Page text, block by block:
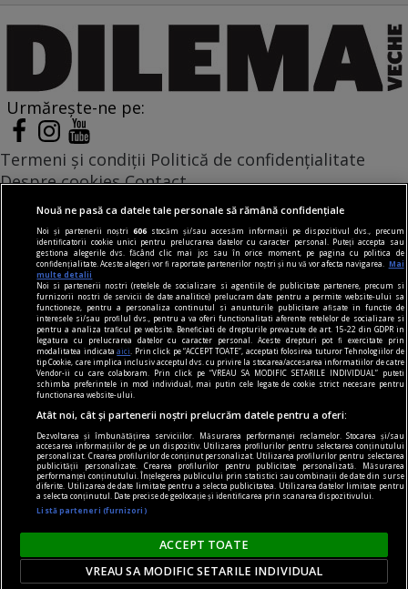
Urmărește-ne pe:
Termeni și condiții Politică de confidențialitate
Despre cookies Contact
Modifică preferințe pentru confidențialitate
© Toate drepturile rezervate Adevarul Holding 2026
Din rețeaua Adevărul Holding:
Adevarul.ro
Click.ro
ClickPoftaBuna.ro
ClickSanatate.ro
ClickPentruFemei.ro
DilemaVeche.ro
OkMagazine.ro
Historia.ro
Nouă ne pasă ca datele tale personale să rămână confidențiale
Noi și partenerii noștri606 stocăm și/sau accesăm informații pe dispozitivul dvs., precum
identificatorii cookie unici pentru prelucrarea datelor cu caracter personal. Puteți accepta sau
gestiona alegerile dvs. făcând clic mai jos sau în orice moment, pe pagina cu politica de
confidențialitate. Aceste alegeri vor fi raportate partenerilor noștri și nu vă vor afecta navigarea.
Mai
multe detalii
Noi si partenerii nostri (retelele de socializare si agentiile de publicitate partenere, precum si
furnizorii nostri de servicii de date analitice) prelucram date pentru a permite website-ului sa
functioneze, pentru a personaliza continutul si anunturile publicitare afisate in functie de
interesele si/sau profilul dvs., pentru a va oferi functionalitati aferente retelelor de socializare si
pentru a analiza traficul pe website. Beneficiati de drepturile prevazute de art. 15-22 din GDPR in
legatura cu prelucrarea datelor cu caracter personal. Aceste drepturi pot fi exercitate prin
modalitatea indicataaici
. Prin click pe “ACCEPT TOATE”, acceptati folosirea tuturor Tehnologiilor de
tip Cookie, care implica inclusiv acceptul dvs. cu privire la stocarea/accesarea informatiilor de catre
Vendor-ii cu care colaboram. Prin click pe “VREAU SA MODIFIC SETARILE INDIVIDUAL” puteti
schimba preferintele in mod individual, mai putin cele legate de cookie strict necesare pentru
functionarea website-ului.
Atât noi, cât și partenerii noștri prelucrăm datele pentru a oferi:
Dezvoltarea și îmbunătățirea serviciilor. Măsurarea performanței reclamelor. Stocarea și/sau
accesarea informațiilor de pe un dispozitiv. Utilizarea profilurilor pentru selectarea conținutului
personalizat. Crearea profilurilor de conținut personalizat. Utilizarea profilurilor pentru selectarea
publicității personalizate. Crearea profilurilor pentru publicitate personalizată. Măsurarea
performanței conținutului. Înțelegerea publicului prin statistici sau combinații de date din surse
diferite. Utilizarea de date limitate pentru a selecta publicitatea. Utilizarea datelor limitate pentru
a selecta conținutul. Date precise de geolocație și identificarea prin scanarea dispozitivului.
Listă parteneri (furnizori)
ACCEPT TOATE
VREAU SA MODIFIC SETARILE INDIVIDUAL